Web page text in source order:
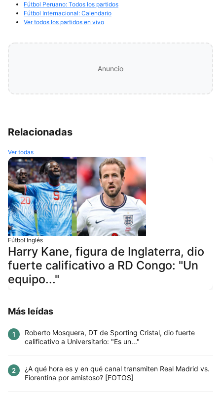
Fútbol Peruano: Todos los partidos
Fútbol Internacional: Calendario
Ver todos los partidos en vivo
Anuncio
Relacionadas
Ver todas
Fútbol Inglés
Harry Kane, figura de Inglaterra, dio
fuerte calificativo a RD Congo: "Un
equipo..."
Más leídas
1
Roberto Mosquera, DT de Sporting Cristal, dio fuerte
calificativo a Universitario: "Es un..."
2
¿A qué hora es y en qué canal transmiten Real Madrid vs.
Fiorentina por amistoso? [FOTOS]